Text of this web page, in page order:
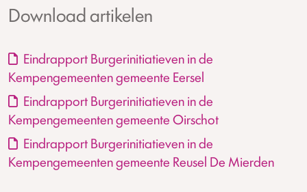
Download artikelen
Eindrapport Burgerinitiatieven in de
Kempengemeenten gemeente Eersel
Eindrapport Burgerinitiatieven in de
Kempengemeenten gemeente Oirschot
Eindrapport Burgerinitiatieven in de
Kempengemeenten gemeente Reusel De Mierden